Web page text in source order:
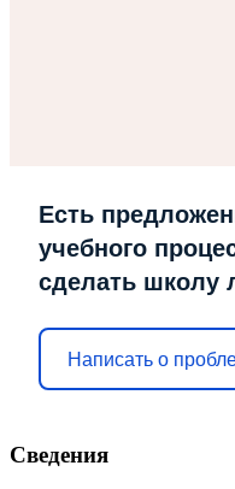
Есть
учебного
сделать школу
Написать о
Сведения